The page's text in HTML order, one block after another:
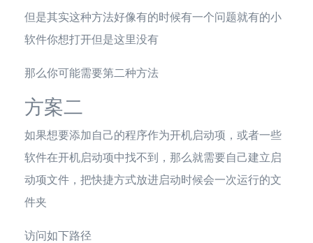
但是其实这种方法好像有的时候有一个问题就有的小
软件你想打开但是这里没有
那么你可能需要第二种方法
方案二
如果想要添加自己的程序作为开机启动项，或者一些
软件在开机启动项中找不到，那么就需要自己建立启
动项文件，把快捷方式放进启动时候会一次运行的文
件夹
访问如下路径